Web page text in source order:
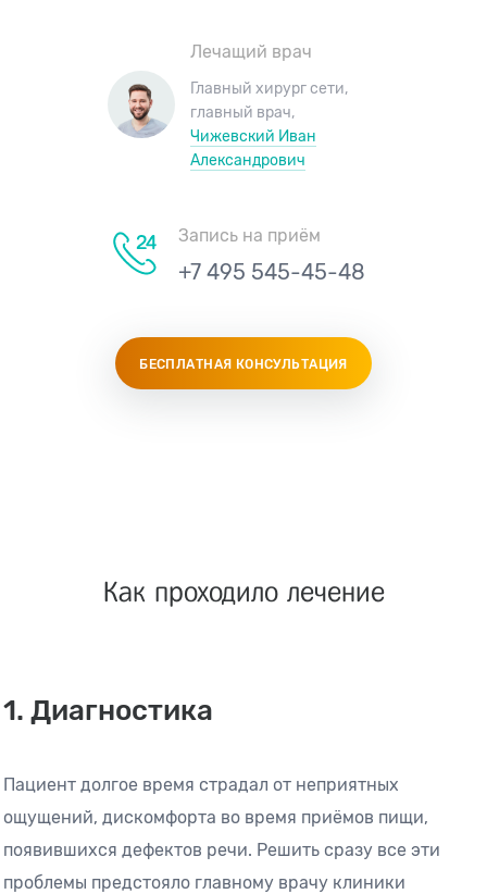
Лечащий врач
Главный хирург сети,
главный врач,
Чижевский Иван
Александрович
Запись на приём
+7 495 545-45-48
БЕСПЛАТНАЯ КОНСУЛЬТАЦИЯ
Как проходило лечение
1. Диагностика
Пациент долгое время страдал от неприятных
ощущений, дискомфорта во время приёмов пищи,
появившихся дефектов речи. Решить сразу все эти
проблемы предстояло главному врачу клиники